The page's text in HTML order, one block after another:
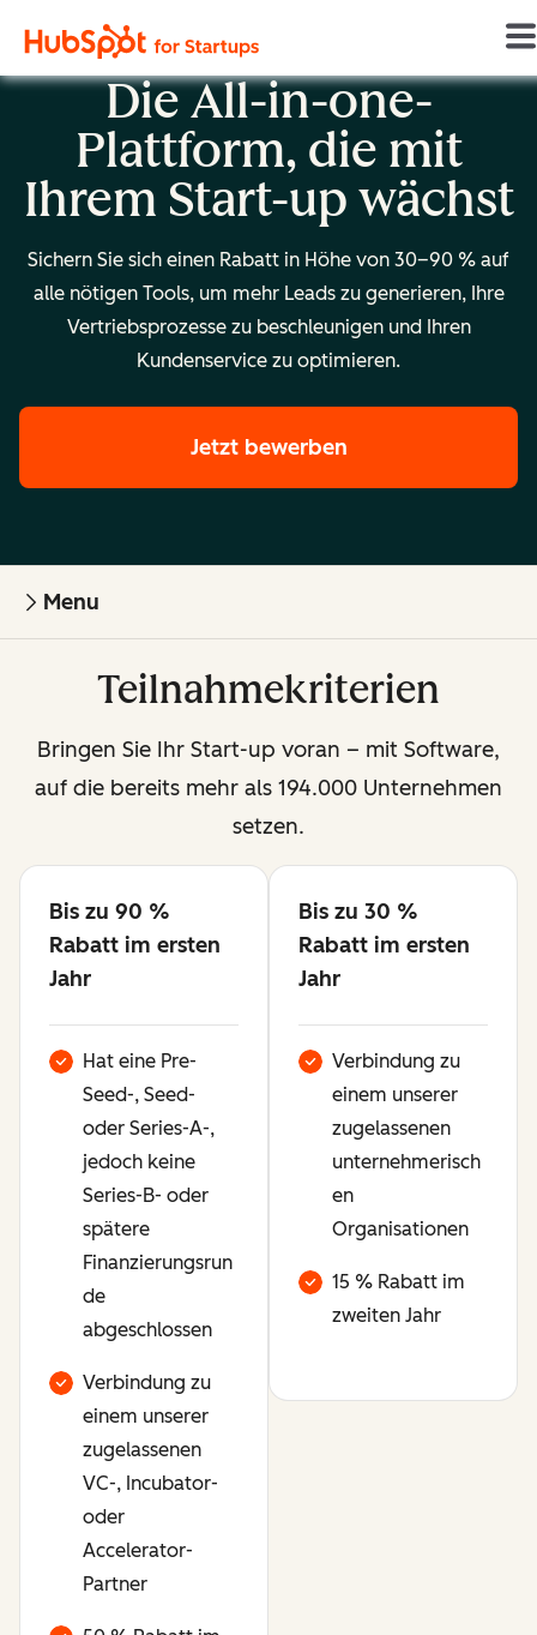
Die All-in-one-
Plattform, die mit
Ihrem Start-up wächst
Sichern Sie sich einen Rabatt in Höhe von 30–90 % auf
alle nötigen Tools, um mehr Leads zu generieren, Ihre
Vertriebsprozesse zu beschleunigen und Ihren
Kundenservice zu optimieren.
Jetzt bewerben
Menu
Teilnahmekriterien
Bringen Sie Ihr Start-up voran – mit Software,
auf die bereits mehr als 194.000 Unternehmen
setzen.
Bis zu 90 %
Rabatt im ersten
Jahr
Verfügbar
Hat eine Pre-
Seed-, Seed-
oder Series-A-,
jedoch keine
Series-B- oder
spätere
Finanzierungsrun
de
abgeschlossen
Verbindung zu
einem unserer
zugelassenen
VC-, Incubator-
oder
Accelerator-
Partner
Bis zu 30 %
Rabatt im ersten
Jahr
Verfügbar
Verbindung zu
einem unserer
zugelassenen
unternehmerisch
en
Organisationen
15 % Rabatt im
zweiten Jahr